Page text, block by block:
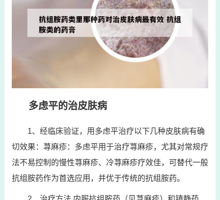
多虑平的治皮肤病
1、经临床验证，用多虑平治疗以下几种皮肤病有确
切效果：荨麻疹：多虑平用于治疗荨麻疹，尤其对常规疗
法不易控制的慢性荨麻疹、冷荨麻疹疗效佳，可替代一般
抗组胺药作为首选应用，并优于传统的抗组胺药。